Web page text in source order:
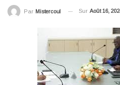
Par Mistercoul Sur Août 16,